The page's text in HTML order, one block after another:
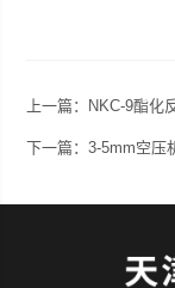
上一篇： NKC-9酯化
下一篇：3-5mm空压